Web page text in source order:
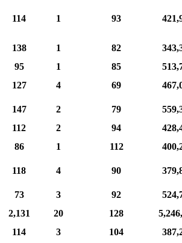
114 1 93
138 1 82
95 1 85
127 4 69
147 2 79
112 2 94
86 1 112
118 4 90
73 3 92
2,131 20 128
114 3 104